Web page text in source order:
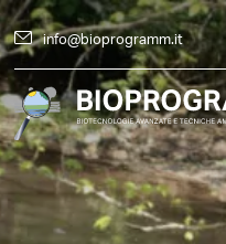
info@bioprogramm.it